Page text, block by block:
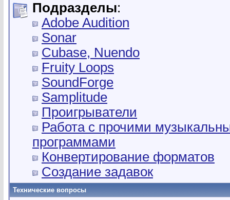
Подразделы:
Adobe Audition
Sonar
Cubase, Nuendo
Fruity Loops
SoundForge
Samplitude
Проигрыватели
Работа с прочими
программами
Конвертирование форматов
Создание задавок
Технические вопросы